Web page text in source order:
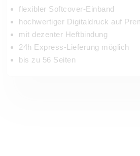
flexibler Softcover-Einband
hochwertiger Digitaldruck auf
mit dezenter Heftbindung
24h Express-Lieferung möglich
bis zu 56 Seiten